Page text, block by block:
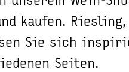
kaufen. Riesling,
Sie sich
Seiten.